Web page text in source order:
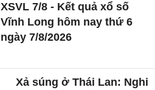
XSVL 7/8 - Kết quả xổ số
Vĩnh Long hôm nay thứ 6
ngày 7/8/2026
Xả súng ở Thái Lan: Nghi